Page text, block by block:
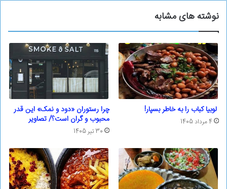
نوشته های مشابه
لوبیا کباب را به خاطر بسپار!
4 مرداد 1405
چرا رستوران «دود و نمک» این قدر
محبوب و گران است؟/ تصاویر
30 تیر 1405